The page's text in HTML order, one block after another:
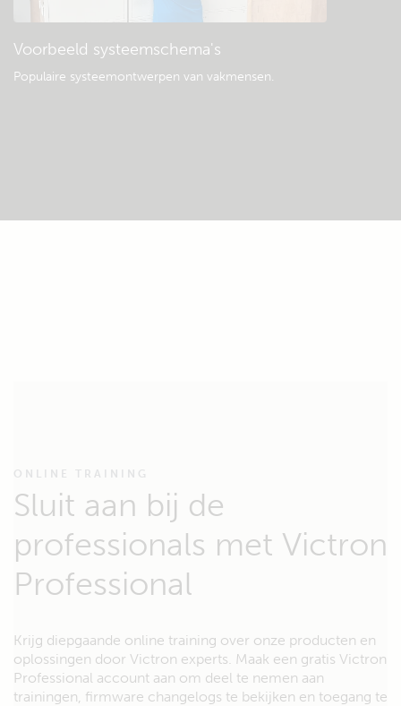
Voorbeeld systeemschema's
Populaire systeemontwerpen van vakmensen.
ONLINE TRAINING
Sluit aan bij de
professionals met Victron
Professional
Krijg diepgaande online training over onze producten en
oplossingen door Victron experts. Maak een gratis Victron
Professional account aan om deel te nemen aan
trainingen, firmware changelogs te bekijken en toegang te